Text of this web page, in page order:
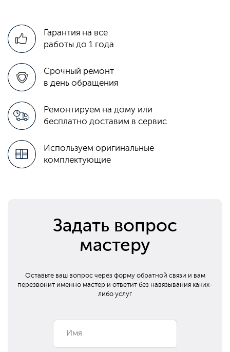
Замена инвертора
Гарантия на все
работы до 1 года
Срочный ремонт
в день обращения
Ремонтируем на дому или
бесплатно доставим в сервис
Используем оригинальные
комплектующие
Задать вопрос
мастеру
Оставьте ваш вопрос через форму обратной связи и вам
перезвонит именно мастер и ответит без навязывания каких-
либо услуг